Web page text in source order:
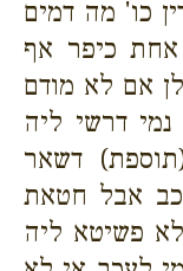
כו' מה דמים
כיפר אף
אם לא מודם
דרשי ליה
דשאר
אבל חטאת
פשיטא ליה